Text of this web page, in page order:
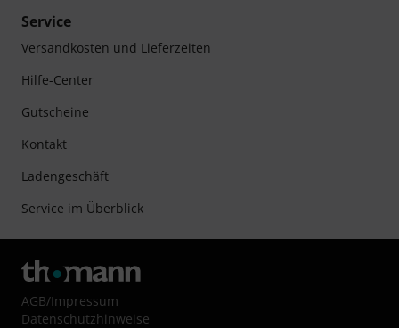
Service
Versandkosten und Lieferzeiten
Hilfe-Center
Gutscheine
Kontakt
Ladengeschäft
Service im Überblick
AGB/Impressum
Datenschutzhinweise